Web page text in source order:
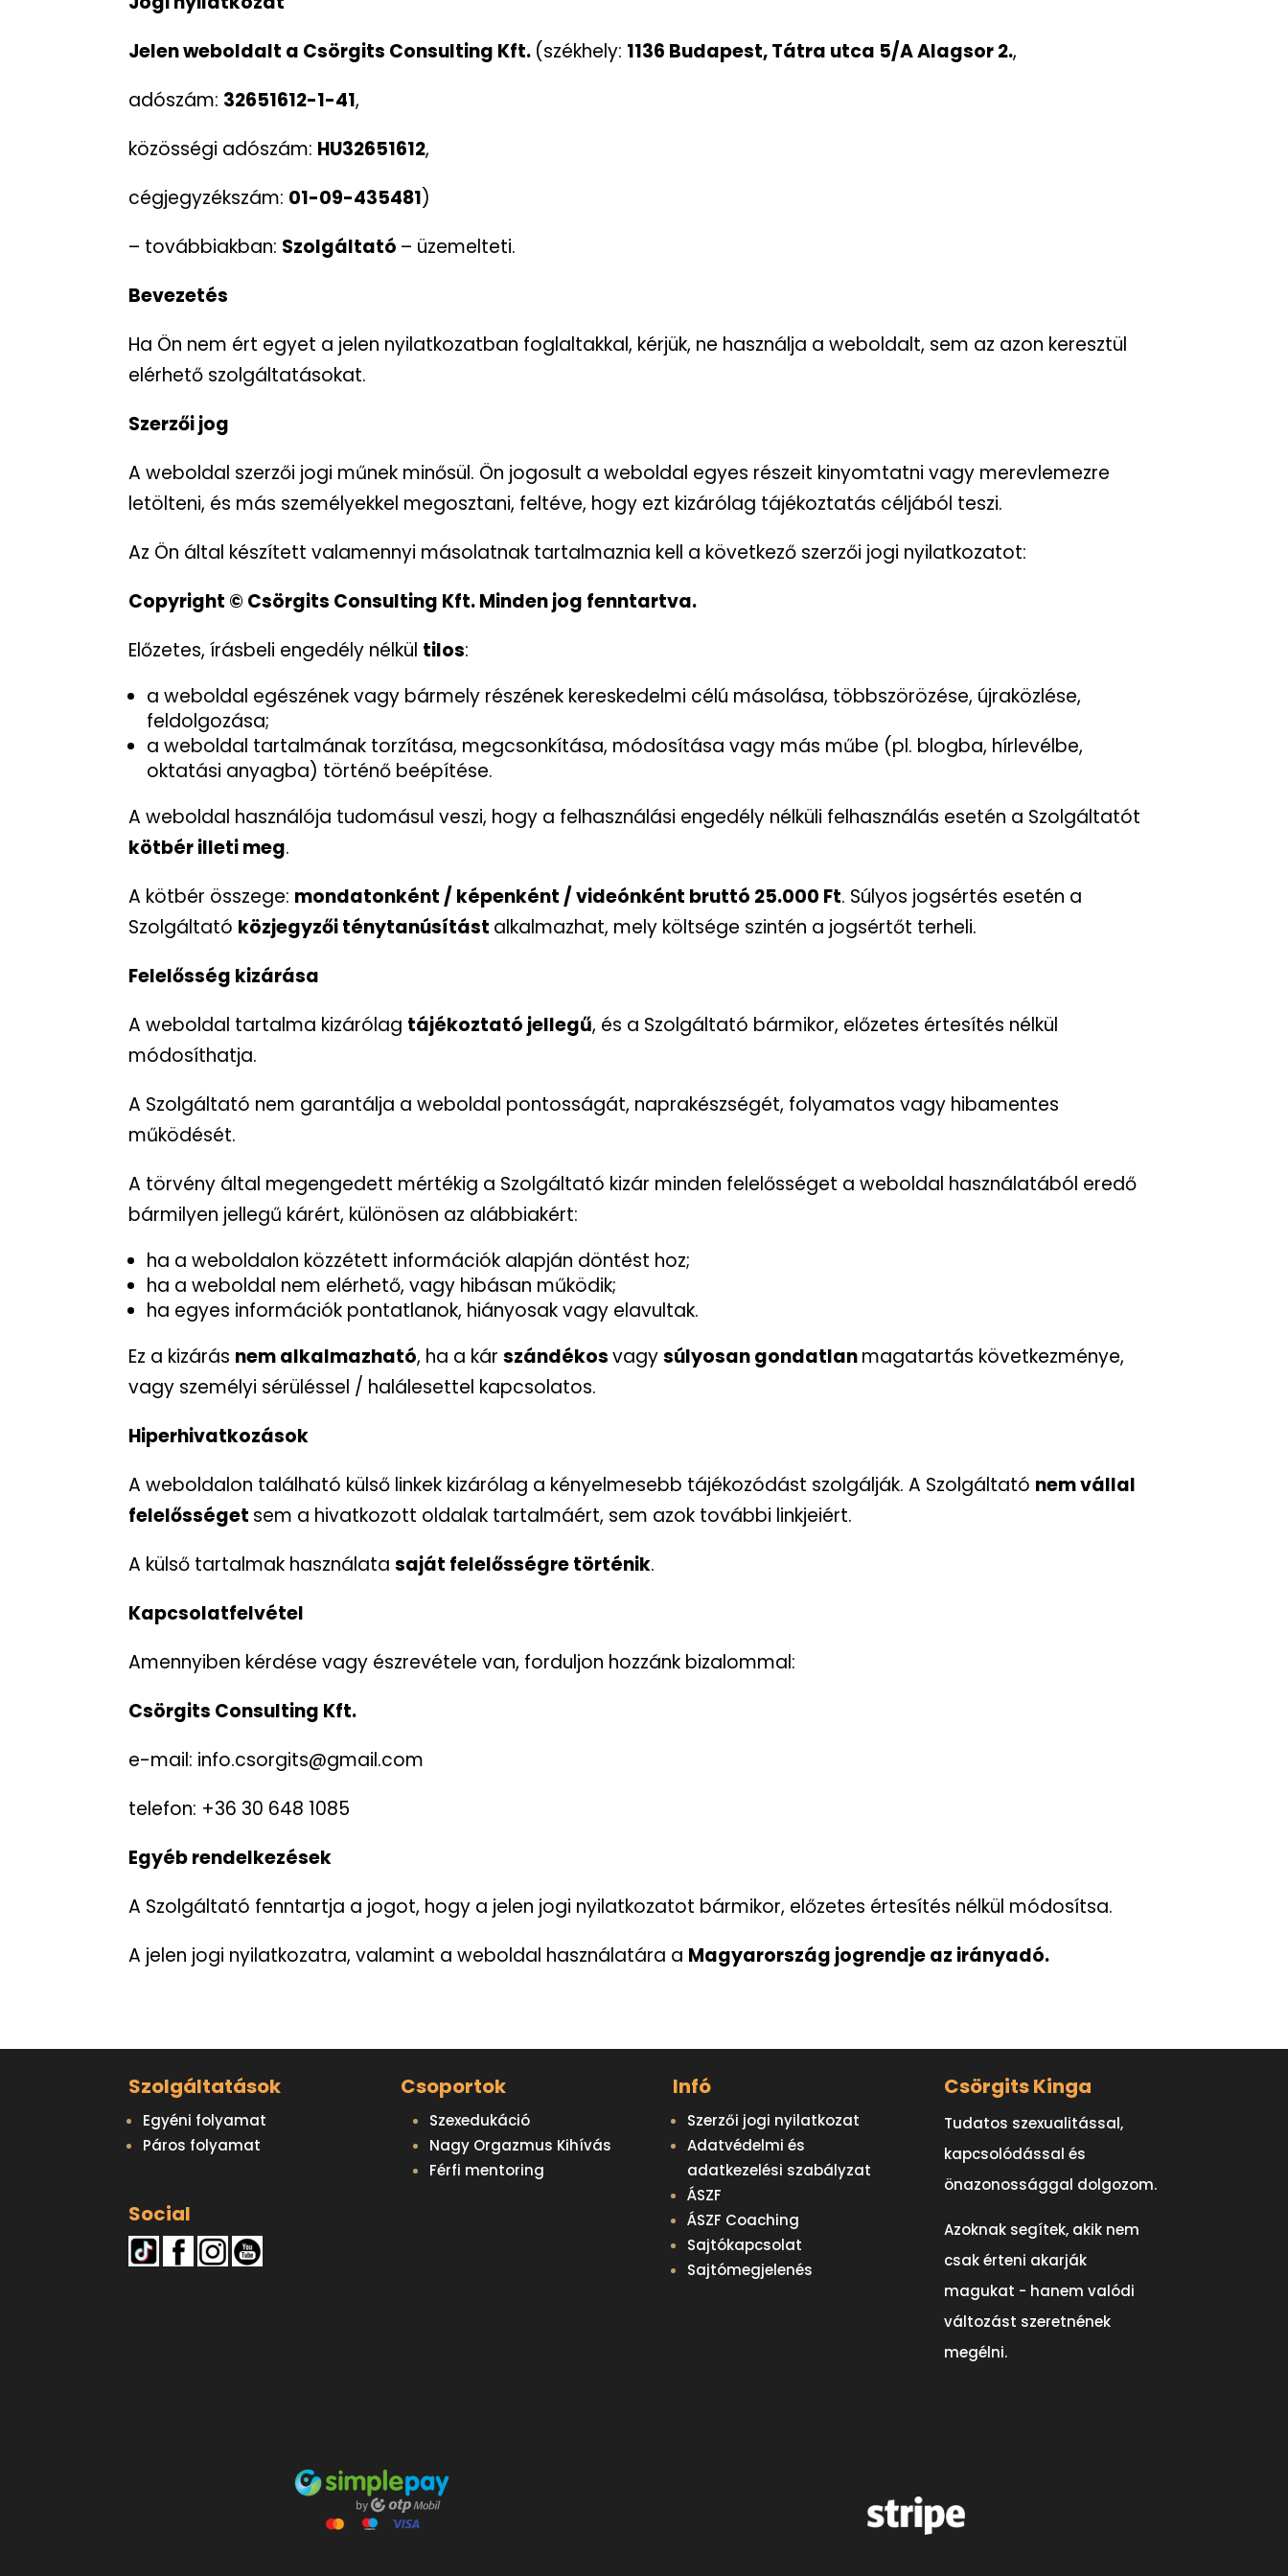
Jelen weboldalt a Csörgits Consulting Kft. (székhely: 1136 Budapest, Tátra utca 5/A Alagsor 2.,
adószám: 32651612-1-41,
közösségi adószám: HU32651612,
cégjegyzékszám: 01-09-435481)
– továbbiakban: Szolgáltató – üzemelteti.
Bevezetés
Ha Ön nem ért egyet a jelen nyilatkozatban foglaltakkal, kérjük, ne használja a weboldalt, sem az azon keresztül
elérhető szolgáltatásokat.
Szerzői jog
A weboldal szerzői jogi műnek minősül. Ön jogosult a weboldal egyes részeit kinyomtatni vagy merevlemezre
letölteni, és más személyekkel megosztani, feltéve, hogy ezt kizárólag tájékoztatás céljából teszi.
Az Ön által készített valamennyi másolatnak tartalmaznia kell a következő szerzői jogi nyilatkozatot:
Copyright © Csörgits Consulting Kft. Minden jog fenntartva.
Előzetes, írásbeli engedély nélkül tilos:
a weboldal egészének vagy bármely részének kereskedelmi célú másolása, többszörözése, újraközlése,
feldolgozása;
a weboldal tartalmának torzítása, megcsonkítása, módosítása vagy más műbe (pl. blogba, hírlevélbe,
oktatási anyagba) történő beépítése.
A weboldal használója tudomásul veszi, hogy a felhasználási engedély nélküli felhasználás esetén a Szolgáltatót
kötbér illeti meg.
A kötbér összege: mondatonként / képenként / videónként bruttó 25.000 Ft. Súlyos jogsértés esetén a
Szolgáltató közjegyzői ténytanúsítást alkalmazhat, mely költsége szintén a jogsértőt terheli.
Felelősség kizárása
A weboldal tartalma kizárólag tájékoztató jellegű, és a Szolgáltató bármikor, előzetes értesítés nélkül
módosíthatja.
A Szolgáltató nem garantálja a weboldal pontosságát, naprakészségét, folyamatos vagy hibamentes
működését.
A törvény által megengedett mértékig a Szolgáltató kizár minden felelősséget a weboldal használatából eredő
bármilyen jellegű kárért, különösen az alábbiakért:
ha a weboldalon közzétett információk alapján döntést hoz;
ha a weboldal nem elérhető, vagy hibásan működik;
ha egyes információk pontatlanok, hiányosak vagy elavultak.
Ez a kizárás nem alkalmazható, ha a kárszándékosvagysúlyosan gondatlanmagatartás következménye,
vagy személyi sérüléssel / halálesettel kapcsolatos.
Hiperhivatkozások
A weboldalon található külső linkek kizárólag a kényelmesebb tájékozódást szolgálják. A Szolgáltató nem vállal
felelősséget sem a hivatkozott oldalak tartalmáért, sem azok további linkjeiért.
A külső tartalmak használatasaját felelősségre történik.
Kapcsolatfelvétel
Amennyiben kérdése vagy észrevétele van, forduljon hozzánk bizalommal:
Csörgits Consulting Kft.
e-mail: info.csorgits@gmail.com
telefon: +36 30 648 1085
Egyéb rendelkezések
A Szolgáltató fenntartja a jogot, hogy a jelen jogi nyilatkozatot bármikor, előzetes értesítés nélkül módosítsa.
A jelen jogi nyilatkozatra, valamint a weboldal használatára a Magyarország jogrendje az irányadó.
Szolgáltatások
Egyéni folyamat
Páros folyamat
Social
Csoportok
Szexedukáció
Nagy Orgazmus Kihívás
Férfi mentoring
Infó
Szerzői jogi nyilatkozat
Adatvédelmi és
adatkezelési szabályzat
ÁSZF
ÁSZF Coaching
Sajtókapcsolat
Sajtómegjelenés
Csörgits Kinga
Tudatos szexualitással,
kapcsolódással és
önazonossággal dolgozom.
Azoknak segítek, akik nem
csak érteni akarják
magukat - hanem valódi
változást szeretnének
megélni.